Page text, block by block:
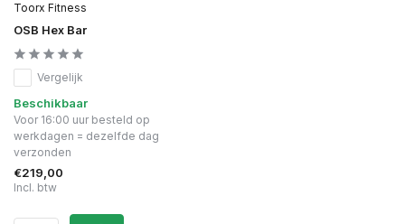
Toorx Fitness
OSB Hex Bar
Vergelijk
Beschikbaar
Voor 16:00 uur besteld op
werkdagen = dezelfde dag
verzonden
€219,00
Incl. btw